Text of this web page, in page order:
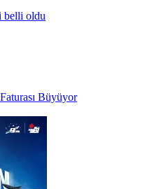
belli oldu
Büyüyor